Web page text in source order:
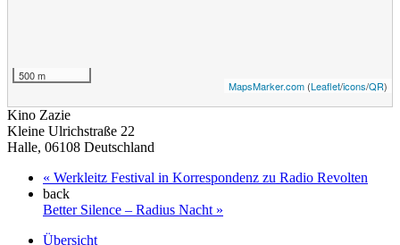
500 m
MapsMarker.com (Leaflet/icons/QR)
Kino Zazie
Kleine Ulrichstraße 22
Halle, 06108 Deutschland
« Werkleitz Festival in Korrespondenz zu Radio Revolten
back
Better Silence – Radius Nacht »
Übersicht